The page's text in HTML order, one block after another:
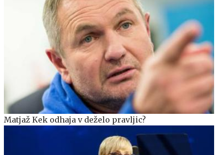
Matjaž Kek odhaja v deželo pravljic?